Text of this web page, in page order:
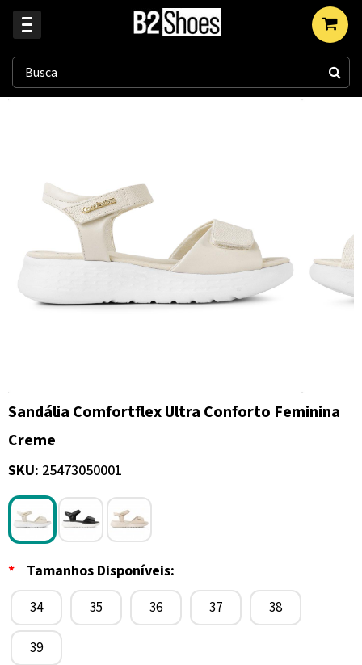
Sandália Comfortflex Ultra Conforto Feminina
Creme
SKU: 25473050001
* Tamanhos Disponíveis:
34 35 36 37 38
39